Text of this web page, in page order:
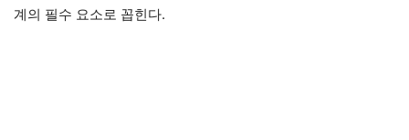
계의 필수 요소로 꼽힌다.